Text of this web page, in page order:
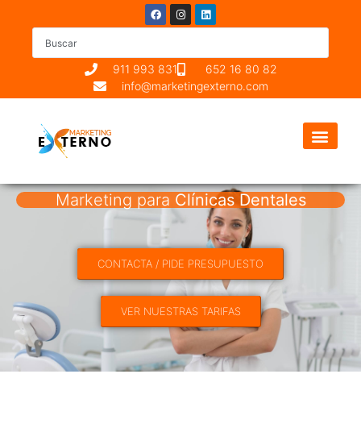
911 993 831
652 16 80 82
info@marketingexterno.com
Marketing para Clínicas Dentales
CONTACTA / PIDE PRESUPUESTO
VER NUESTRAS TARIFAS